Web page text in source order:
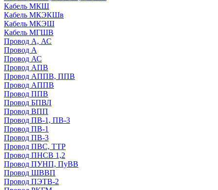
Кабель МКШ
Кабель МКЭКШв
Кабель МКЭШ
Кабель МГШВ
Провод А, АС
Провод А
Провод АС
Провод АПВ
Провод АППВ, ППВ
Провод АППВ
Провод ППВ
Провод БПВЛ
Провод ВПП
Провод ПВ-1, ПВ-3
Провод ПВ-1
Провод ПВ-3
Провод ПВС, ТТР
Провод ПНСВ 1,2
Провод ПУНП, ПуВВ
Провод ШВВП
Провод ПЭТВ-2